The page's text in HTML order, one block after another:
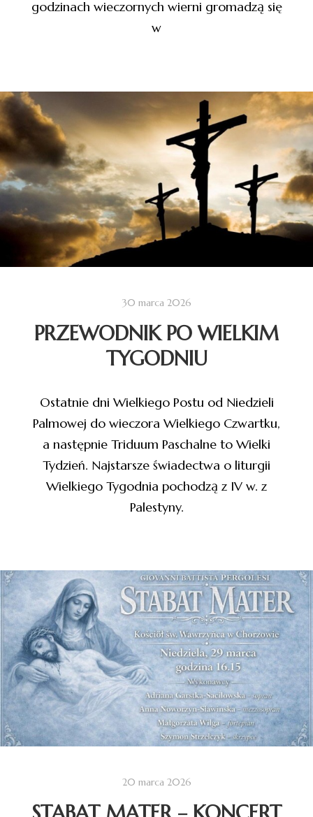
godzinach wieczornych wierni gromadzą się
w
30 marca 2026
PRZEWODNIK PO WIELKIM
TYGODNIU
Ostatnie dni Wielkiego Postu od Niedzieli
Palmowej do wieczora Wielkiego Czwartku,
a następnie Triduum Paschalne to Wielki
Tydzień. Najstarsze świadectwa o liturgii
Wielkiego Tygodnia pochodzą z IV w. z
Palestyny.
20 marca 2026